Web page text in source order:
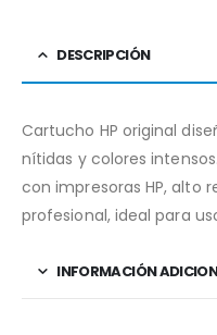
DESCRIPCIÓN
Cartucho HP original
nítidas y colores
con impresoras HP, alto
profesional, ideal para
INFORMACIÓN